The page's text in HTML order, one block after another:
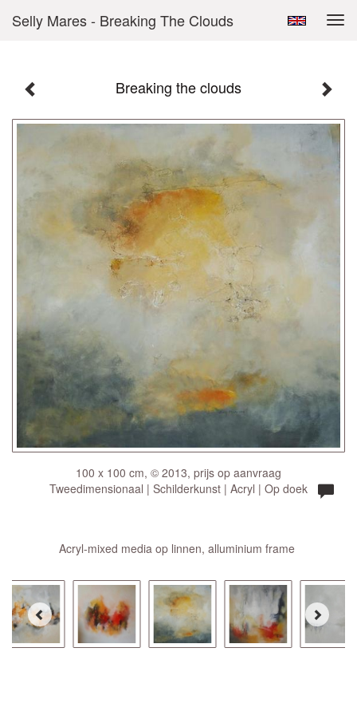
Selly Mares - Breaking The Clouds
Breaking the clouds
100 x 100 cm, © 2013, prijs op aanvraag
Tweedimensionaal | Schilderkunst | Acryl | Op doek
Acryl-mixed media op linnen, alluminium frame